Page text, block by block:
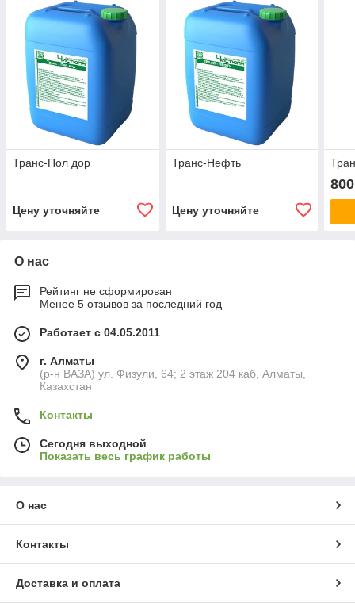
Транс-Пол дор
Цену уточняйте
Транс-Нефть
Цену уточняйте
800
О нас
Рейтинг не сформирован
Менее 5 отзывов за последний год
Работает с 04.05.2011
г. Алматы
(р-н ВАЗА) ул. Физули, 64; 2 этаж 204 каб, Алматы,
Казахстан
Контакты
Сегодня выходной
Показать весь график работы
О нас
Контакты
Доставка и оплата